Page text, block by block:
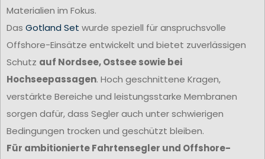
Materialien im Fokus.
Das Gotland Set wurde speziell für anspruchsvolle
Offshore-Einsätze entwickelt und bietet zuverlässigen
Schutz auf Nordsee, Ostsee sowie bei
Hochseepassagen. Hoch geschnittene Kragen,
verstärkte Bereiche und leistungsstarke Membranen
sorgen dafür, dass Segler auch unter schwierigen
Bedingungen trocken und geschützt bleiben.
Für ambitionierte Fahrtensegler und Offshore-